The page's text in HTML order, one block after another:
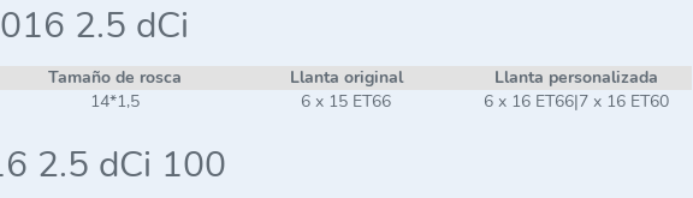
2.5 dCi
Tamaño de rosca Llanta original
Llanta personalizada
14*1,5 6 x 15 ET66 6 x 16 ET66|7 x 16 ET60
2.5 dCi 100